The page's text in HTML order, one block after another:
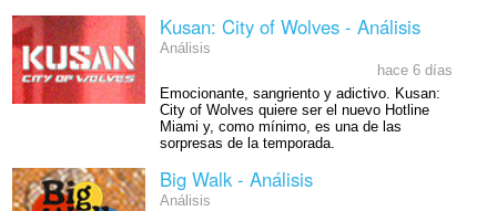
Kusan: City of Wolves - Análisis
Análisis
hace 6 días
Emocionante, sangriento y adictivo. Kusan:
City of Wolves quiere ser el nuevo Hotline
Miami y, como mínimo, es una de las
sorpresas de la temporada.
Big Walk - Análisis
Análisis